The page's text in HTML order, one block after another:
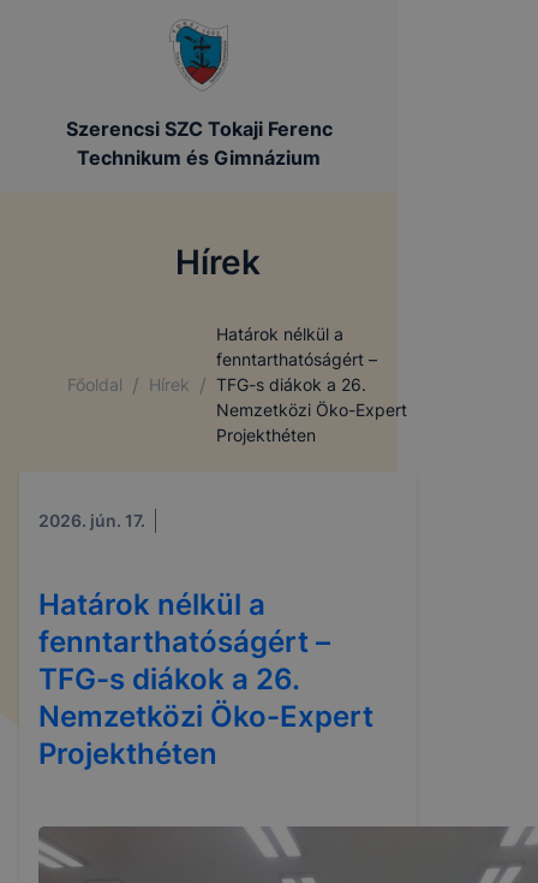
Szerencsi SZC Tokaji Ferenc
Technikum és Gimnázium
Hírek
Főoldal / Hírek /
Határok nélkül a
fenntarthatóságért –
TFG-s diákok a 26.
Nemzetközi Öko-Expert
Projekthéten
2026. jún. 17.
Határok nélkül a
fenntarthatóságért –
TFG-s diákok a 26.
Nemzetközi Öko-Expert
Projekthéten